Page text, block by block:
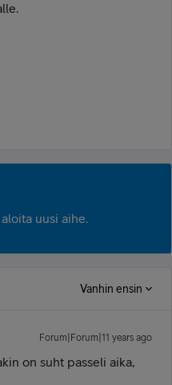
uusi aihe.
Vanhin ensin
Forum|Forum|11 years ago
on suht passeli aika,